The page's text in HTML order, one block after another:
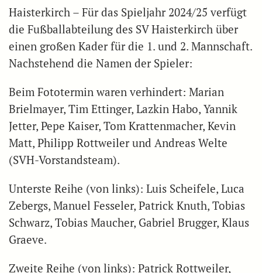
Haisterkirch – Für das Spieljahr 2024/25 verfügt
die Fußballabteilung des SV Haisterkirch über
einen großen Kader für die 1. und 2. Mannschaft.
Nachstehend die Namen der Spieler:
Beim Fototermin waren verhindert: Marian
Brielmayer, Tim Ettinger, Lazkin Habo, Yannik
Jetter, Pepe Kaiser, Tom Krattenmacher, Kevin
Matt, Philipp Rottweiler und Andreas Welte
(SVH-Vorstandsteam).
Unterste Reihe (von links): Luis Scheifele, Luca
Zebergs, Manuel Fesseler, Patrick Knuth, Tobias
Schwarz, Tobias Maucher, Gabriel Brugger, Klaus
Graeve.
Zweite Reihe (von links): Patrick Rottweiler,